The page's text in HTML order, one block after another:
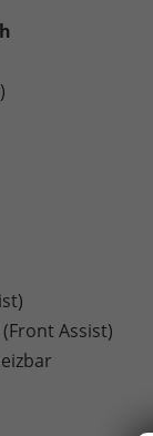
Assist)